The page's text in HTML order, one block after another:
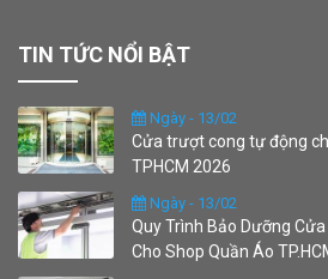
TIN TỨC NỔI BẬT
Ngày - 13/02
Cửa trượt cong tự động
TPHCM 2026
Ngày - 13/02
Quy Trình Bảo Dưỡng
Cho Shop Quần Áo